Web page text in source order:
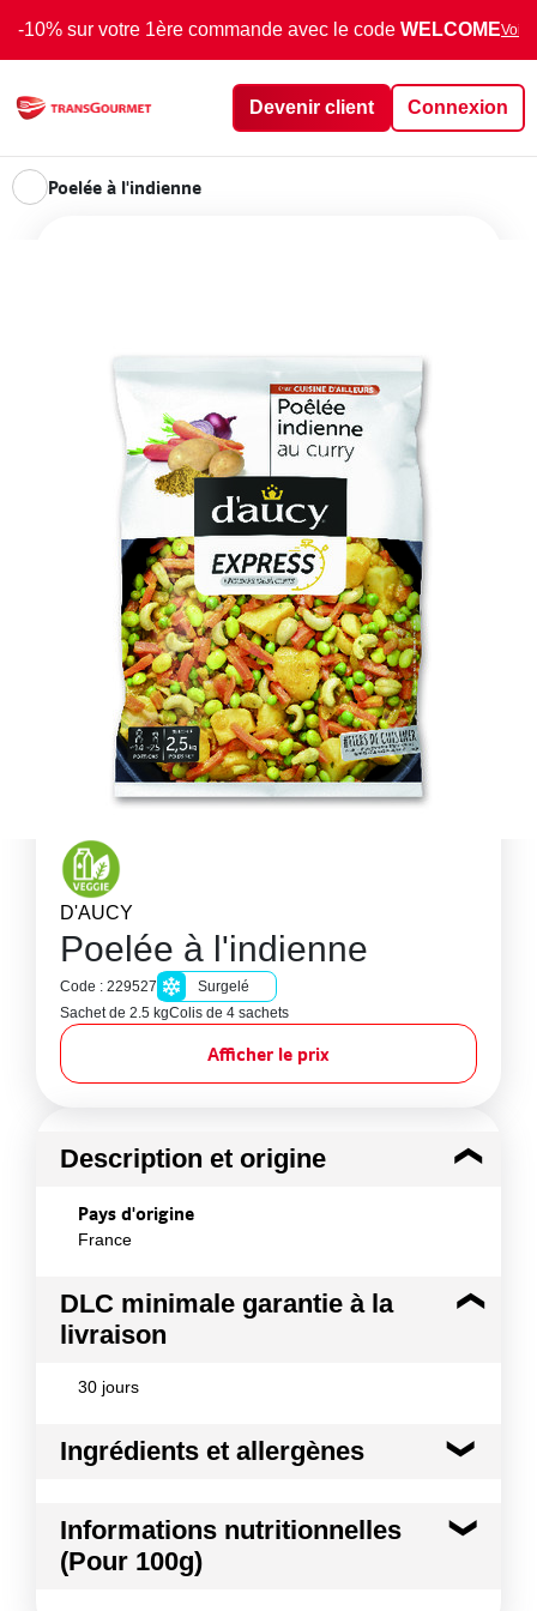
-10% sur votre 1ère commande avec le code WELCOMEVoir
Devenir client Connexion
Poelée à l'indienne
D'AUCY
Poelée à l'indienne
Code : 229527
Surgelé
Sachet de 2.5 kgColis de 4 sachets
Afficher le prix
Description et origine
Pays d'origine
France
DLC minimale garantie à la
livraison
30 jours
Ingrédients et allergènes
Carottes, eau, pommes de terre préfrites (pommes
de terre, huile végétale de tournesol), oignons
rouges, fèves de soja, garden peas, lait de coco,
Informations nutritionnelles
(Pour 100g)